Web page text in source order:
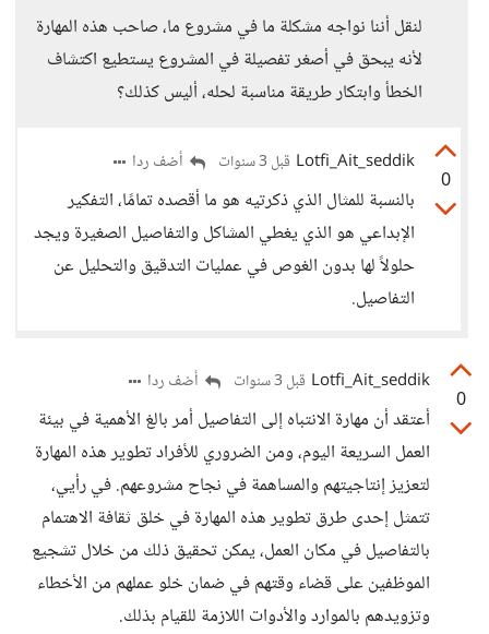
لنقل أننا نواجه مشكلة ما في مشروع ما، صاحب هذه المهارة
لأنه يبحق في أصغر تفصيلة في المشروع يستطيع اكتشاف
الخطأ وابتكار طريقة مناسبة لحله، أليس كذلك؟
0
Lotfi_Ait_seddik قبل 3 سنوات أضف ردا
بالنسبة للمثال الذي ذكرتيه هو ما أقصده تمامًا، التفكير
الإبداعي هو الذي يغطي المشاكل والتفاصيل الصغيرة ويجد
حلولاً لها بدون الغوص في عمليات التدقيق والتحليل عن
التفاصيل.
0
Lotfi_Ait_seddik قبل 3 سنوات أضف ردا
أعتقد أن مهارة الانتباه إلى التفاصيل أمر بالغ الأهمية في بيئة
العمل السريعة اليوم، ومن الضروري للأفراد تطوير هذه المهارة
لتعزيز إنتاجيتهم والمساهمة في نجاح مشروعهم. في رأيي،
تتمثل إحدى طرق تطوير هذه المهارة في خلق ثقافة الاهتمام
بالتفاصيل في مكان العمل، يمكن تحقيق ذلك من خلال تشجيع
الموظفين على قضاء وقتهم في ضمان خلو عملهم من الأخطاء
وتزويدهم بالموارد والأدوات اللازمة للقيام بذلك.